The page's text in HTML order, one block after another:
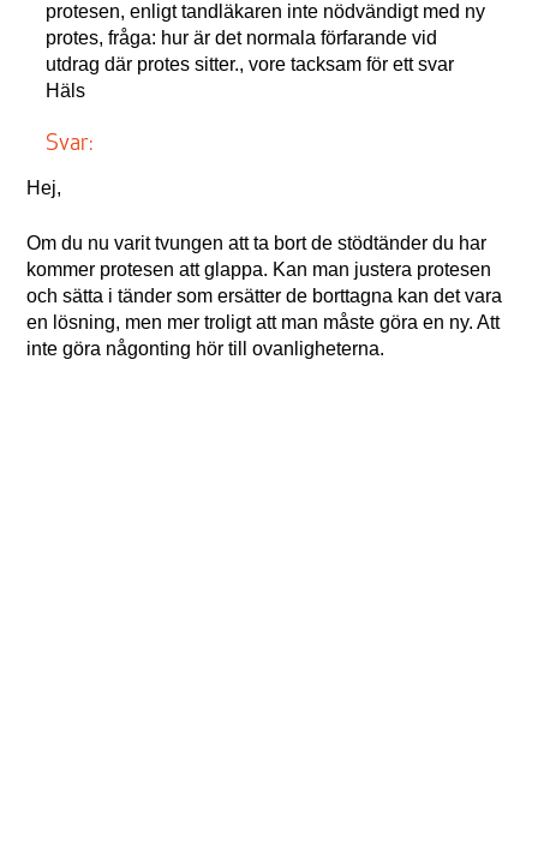
protesen, enligt tandläkaren inte nödvändigt med ny
protes, fråga: hur är det normala förfarande vid
utdrag där protes sitter., vore tacksam för ett svar
Häls
Svar:
Hej,
Om du nu varit tvungen att ta bort de stödtänder du har
kommer protesen att glappa. Kan man justera protesen
och sätta i tänder som ersätter de borttagna kan det vara
en lösning, men mer troligt att man måste göra en ny. Att
inte göra någonting hör till ovanligheterna.